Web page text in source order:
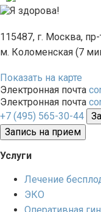
115487, г. Москва,
м. Коломенская (7
Показать на карте
Электронная почта
Электронная почта
+7 (495) 565-30-44
Запись на прием
Услуги
Лечение
ЭКО